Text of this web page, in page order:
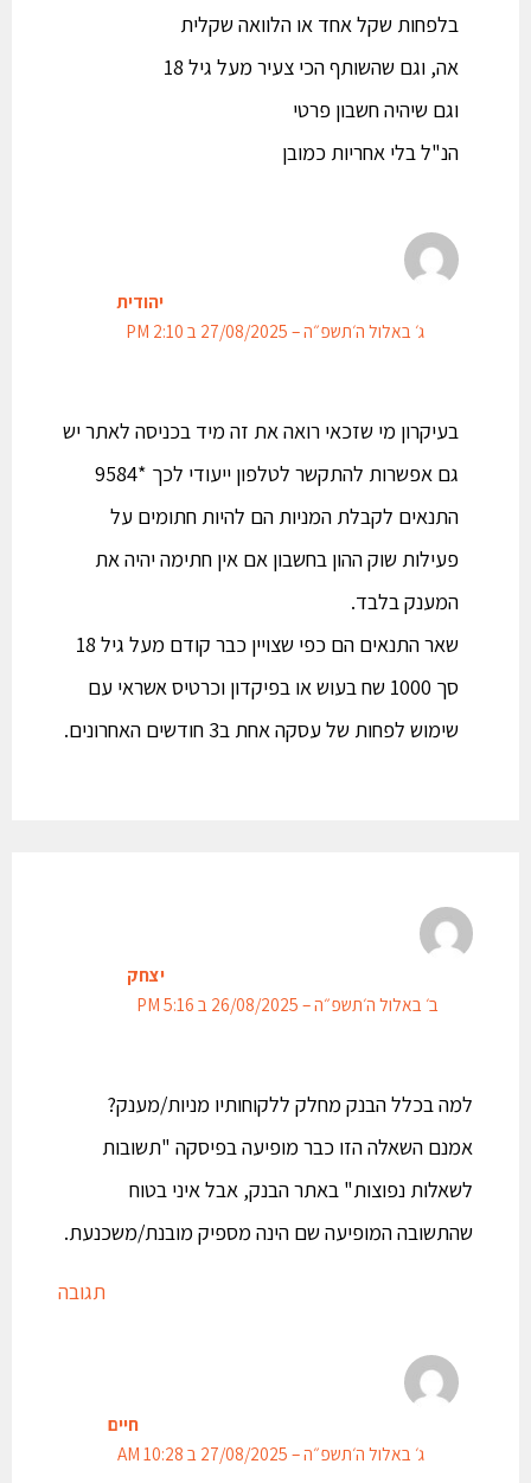
בלפחות שקל אחד או הלוואה שקלית
אה, וגם שהשותף הכי צעיר מעל גיל 18
וגם שיהיה חשבון פרטי
הנ"ל בלי אחריות כמובן
יהודית
ג׳ באלול ה׳תשפ״ה – 27/08/2025 ב 2:10 PM
בעיקרון מי שזכאי רואה את זה מיד בכניסה לאתר יש
גם אפשרות להתקשר לטלפון ייעודי לכך *9584
התנאים לקבלת המניות הם להיות חתומים על
פעילות שוק ההון בחשבון אם אין חתימה יהיה את
המענק בלבד.
שאר התנאים הם כפי שצויין כבר קודם מעל גיל 18
סך 1000 שח בעוש או בפיקדון וכרטיס אשראי עם
שימוש לפחות של עסקה אחת ב3 חודשים האחרונים.
יצחק
ב׳ באלול ה׳תשפ״ה – 26/08/2025 ב 5:16 PM
למה בכלל הבנק מחלק ללקוחותיו מניות/מענק?
אמנם השאלה הזו כבר מופיעה בפיסקה "תשובות
לשאלות נפוצות" באתר הבנק, אבל איני בטוח
שהתשובה המופיעה שם הינה מספיק מובנת/משכנעת.
תגובה
חיים
ג׳ באלול ה׳תשפ״ה – 27/08/2025 ב 10:28 AM